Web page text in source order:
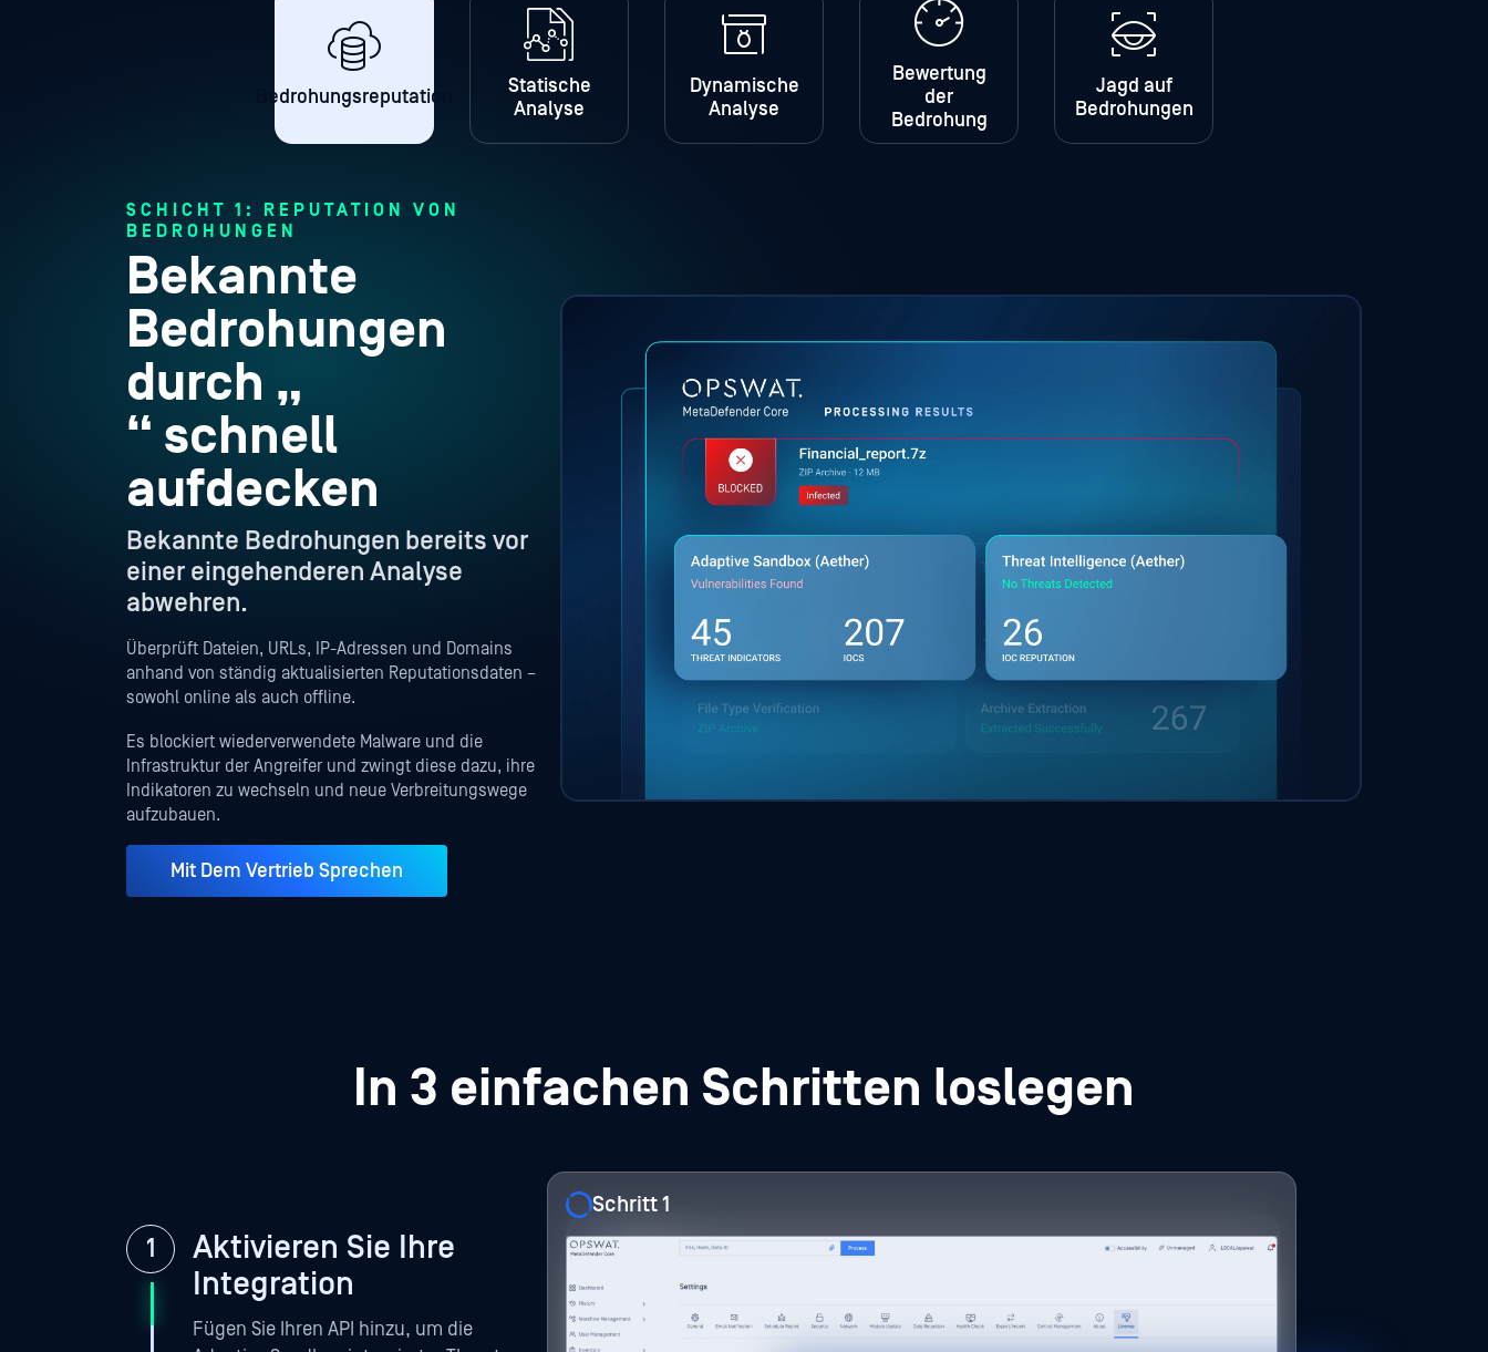
Bedrohungsreputation
Statische
Analyse
Dynamische
Analyse
Bewertung
der
Bedrohung
Jagd auf
Bedrohungen
SCHICHT 1: REPUTATION VON
BEDROHUNGEN
Bekannte
Bedrohungen
durch „
“ schnell
aufdecken
Bekannte Bedrohungen bereits vor
einer eingehenderen Analyse
abwehren.
Überprüft Dateien, URLs, IP-Adressen und Domains
anhand von ständig aktualisierten Reputationsdaten –
sowohl online als auch offline.
Es blockiert wiederverwendete Malware und die
Infrastruktur der Angreifer und zwingt diese dazu, ihre
Indikatoren zu wechseln und neue Verbreitungswege
aufzubauen.
Mit Dem Vertrieb Sprechen
In 3 einfachen Schritten loslegen
Aktivieren Sie Ihre
Integration
Fügen Sie Ihren API hinzu, um die
Schritt 1
Schritt 2
Schritt 3